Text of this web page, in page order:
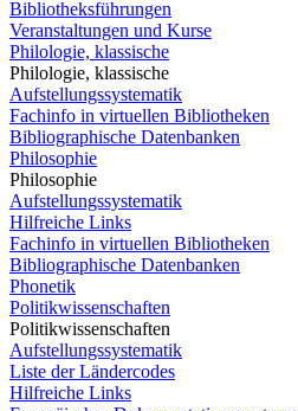
Bibliotheksführungen
Veranstaltungen und Kurse
Philologie, klassische
Philologie, klassische
Aufstellungssystematik
Fachinfo in virtuellen Bibliotheken
Bibliographische Datenbanken
Philosophie
Philosophie
Aufstellungssystematik
Hilfreiche Links
Fachinfo in virtuellen Bibliotheken
Bibliographische Datenbanken
Phonetik
Politikwissenschaften
Politikwissenschaften
Aufstellungssystematik
Liste der Ländercodes
Hilfreiche Links